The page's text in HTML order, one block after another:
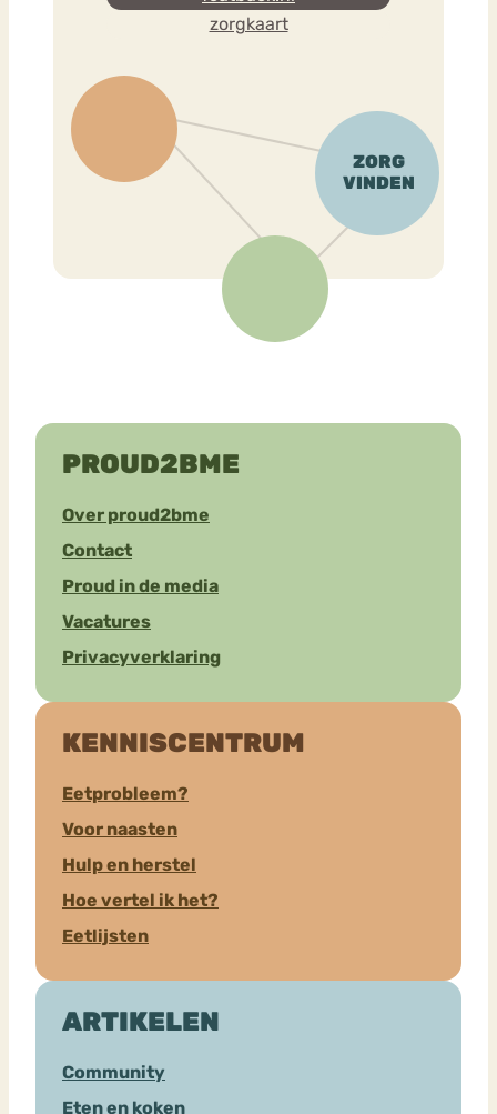
zorgkaart
PROUD2BME
Over proud2bme
Contact
Proud in de media
Vacatures
Privacyverklaring
KENNISCENTRUM
Eetprobleem?
Voor naasten
Hulp en herstel
Hoe vertel ik het?
Eetlijsten
ARTIKELEN
Community
Eten en koken